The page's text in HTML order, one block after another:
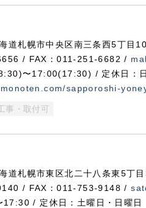
札幌市中央区南三条西5丁目
/ FAX：011-251-6682 /
〜17:00(17:30) / 定休日：
sapporoshi-
事・取付可
札幌市東区北二十八条東5丁
/ FAX：011-753-9148 /
/ 定休日：土曜日・日曜日